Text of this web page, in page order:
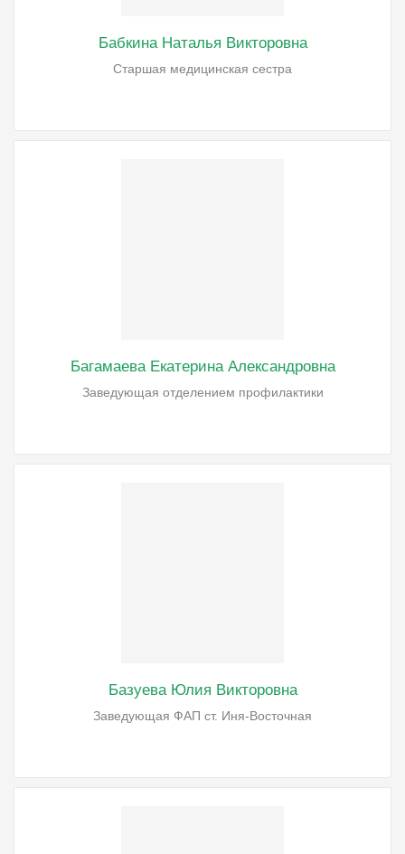
Бабкина Наталья Викторовна
Старшая медицинская сестра
Багамаева Екатерина Александровна
Заведующая отделением профилактики
Базуева Юлия Викторовна
Заведующая ФАП ст. Иня-Восточная